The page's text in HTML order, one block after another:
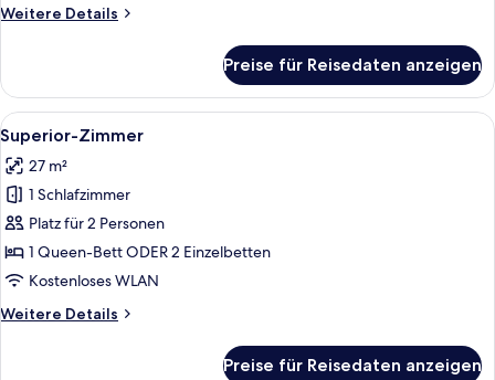
(Urban
Weitere Details
Weitere
Doppel-
oder
-
Zweibettzimmer
(Urban
Room)
Preise für Reisedaten anzeigen
Alle
Fotos
für
Superior-
Zimmer
anzeigen
Daunenbettdecken, Minibar,
6
Superior-Zimmer
27 m²
1 Schlafzimmer
Platz für 2 Personen
1 Queen-Bett ODER 2 Einzelbetten
Kostenloses WLAN
Weitere Details
Weitere
Preise für Reisedaten anzeigen